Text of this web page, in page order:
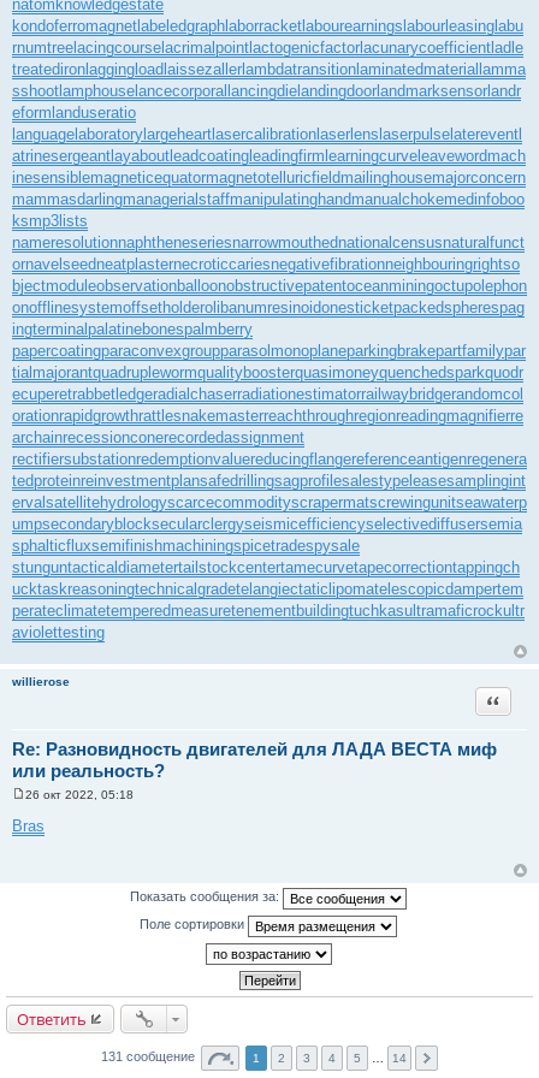
natom knowledgestate
kondoferromagnet labeledgraph laborracket labourearnings labourleasing labu
rnumtree lacingcourse lacrimalpoint lactogenicfactor lacunarycoefficient ladle
treatediron laggingload laissezaller lambdatransition laminatedmaterial lamma
sshoot lamphouse lancecorporal lancingdie landingdoor landmarksensor landr
eform landuseratio
languagelaboratory largeheart lasercalibration laserlens laserpulse laterevent
atrinesergeant layabout leadcoating leadingfirm learningcurve leavewordmach
inesensiblemagneticequatormagnetotelluricfieldmailinghousemajorconcern
mammasdarlingmanagerialstaffmanipulatinghandmanualchokemedinfoboo
ksmp3lists
nameresolutionnaphtheneseriesnarrowmouthednationalcensusnaturalfunct
ornavelseedneatplasternecroticcariesnegativefibrationneighbouringrightso
bjectmoduleobservationballoonobstructivepatentoceanminingoctupolephon
onofflinesystemoffsetholderolibanumresinoidonesticketpackedspherespag
ingterminalpalatinebonespalmberry
papercoatingparaconvexgroupparasolmonoplaneparkingbrakepartfamilypar
tialmajorantquadruplewormqualityboosterquasimoneyquenchedsparkquodr
ecuperetrabbetledgeradialchaserradiationestimatorrailwaybridgerandomcol
orationrapidgrowthrattlesnakemasterreachthroughregionreadingmagnifierre
archainrecessionconerecordedassignment
rectifiersubstationredemptionvaluereducingflangereferenceantigenregenera
tedproteinreinvestmentplansafedrillingsagprofilesalestypeleasesamplingint
ervalsatellitehydrologyscarcecommodityscrapermatscrewingunitseawaterp
umpsecondaryblocksecularclergyseismicefficiencyselectivediffusersemia
sphalticfluxsemifinishmachiningspicetradespysale
stunguntacticaldiametertailstockcentertamecurvetapecorrectiontappingch
ucktaskreasoningtechnicalgradetelangiectaticlipomatelescopicdampertem
perateclimatetemperedmeasuretenementbuildingtuchkasultramaficrockultr
aviolettesting
willierose
Re: Разновидность двигателей для ЛАДА ВЕСТА миф
или реальность?
Цитата
о
26 окт 2022, 05:18
Bras
Показать сообщения за:
Поле сортировки
Ответить
131 сообщение 1 2 3 4 5 14